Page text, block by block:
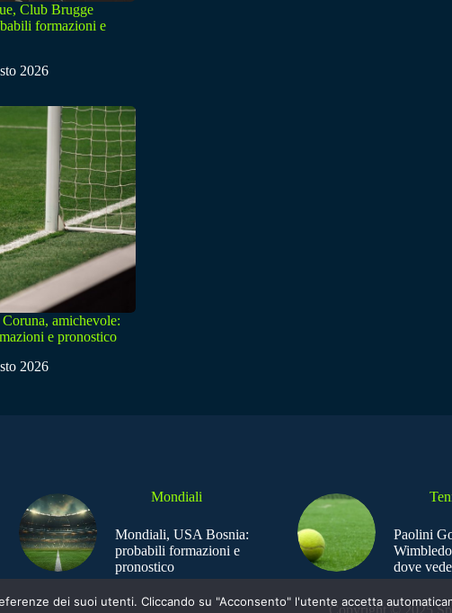
Club Brugge
formazioni e
2026
amichevole:
e pronostico
2026
Mondiali
Mondiali, USA Bosnia:
probabili formazioni e
pronostico
Paolini
dove
dei suoi utenti. Cliccando su "Acconsento" l'utente accetta